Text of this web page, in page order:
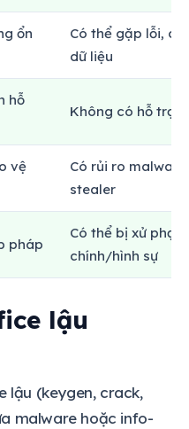
ổn
Có thể gặp lỗi,
dữ liệu
hỗ
Không có hỗ trợ
vệ
Có rủi ro
stealer
pháp
Có thể bị xử phạt
chính/hình sự
lậu
lậu (keygen, crack,
malware hoặc info-